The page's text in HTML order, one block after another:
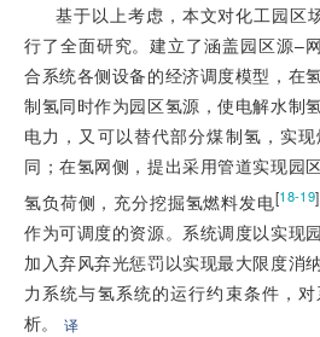
基于以上考虑，本文对化工园区
行了全面研究。建立了涵盖园区源–
合系统各侧设备的经济调度模型，在
制氢同时作为园区氢源，使电解水制
电力，又可以替代部分煤制氢，实
同；在氢网侧，提出采用管道实现园
氢负荷侧，充分挖掘氢燃料发电[18-19]
作为可调度的资源。系统调度以实现
加入弃风弃光惩罚以实现最大限度消
力系统与氢系统的运行约束条件，
析。译